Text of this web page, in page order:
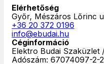
Elérhetőség
Győr, Mészáros Lőrinc
+36 20 372 0196
info@ebudai.hu
Céginformáció
Elektro Budai Szaküzlet
Adószám: 67074097-2-